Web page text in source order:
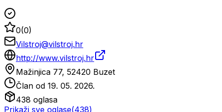
0(0)
Vilstroj@vilstroj.hr
http://www.vilstroj.hr
Mažinjica 77, 52420 Buzet
Član od 19. 05. 2026.
438 oglasa
Prikaži sve oglase(438)